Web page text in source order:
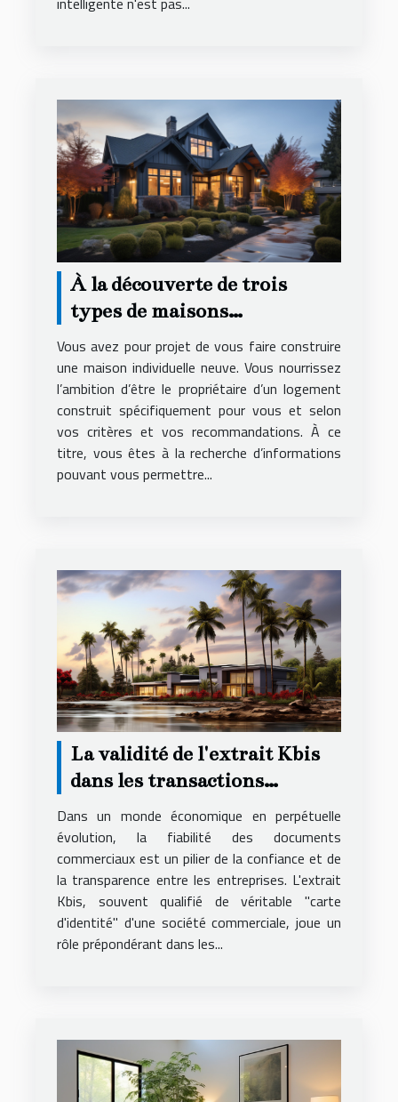
À la découverte de trois
types de maisons
individuelles
Vous avez pour projet de vous faire construire
une maison individuelle neuve. Vous nourrissez
l’ambition d’être le propriétaire d’un logement
construit spécifiquement pour vous et selon
vos critères et vos recommandations. À ce
titre, vous êtes à la recherche d’informations
pouvant vous permettre...
La validité de l'extrait Kbis
dans les transactions
commerciales et son impact
Dans un monde économique en perpétuelle
évolution, la fiabilité des documents
commerciaux est un pilier de la confiance et de
la transparence entre les entreprises. L'extrait
Kbis, souvent qualifié de véritable "carte
d'identité" d'une société commerciale, joue un
rôle prépondérant dans les...